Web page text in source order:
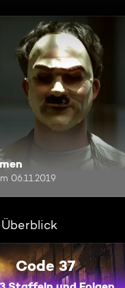
06.11.2019
Code 37